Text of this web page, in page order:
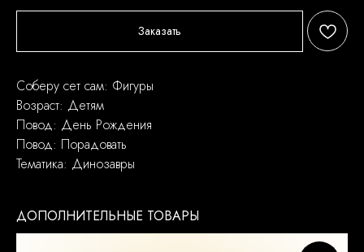
Заказать
Соберу сет сам: Фигуры
Возраст: Детям
Повод: День Рождения
Повод: Порадовать
Тематика: Динозавры
ДОПОЛНИТЕЛЬНЫЕ ТОВАРЫ